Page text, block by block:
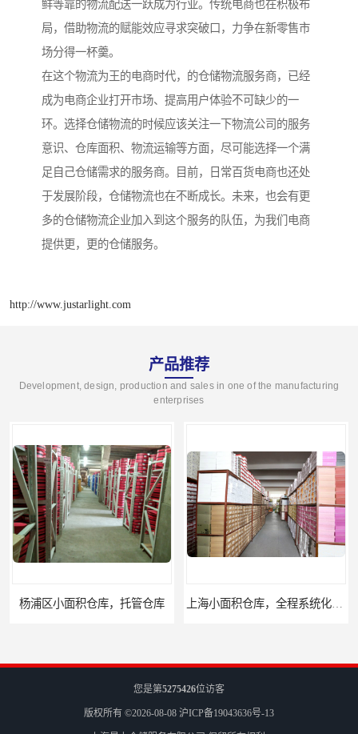
鲜等靠的物流配送一跃成为行业。传统电商也在积极布
局，借助物流的赋能效应寻求突破口，力争在新零售市
场分得一杯羹。
在这个物流为王的电商时代，的仓储物流服务商，已经
成为电商企业打开市场、提高用户体验不可缺少的一
环。选择仓储物流的时候应该关注一下物流公司的服务
意识、仓库面积、物流运输等方面，尽可能选择一个满
足自己仓储需求的服务商。目前，日常百货电商也还处
于发展阶段，仓储物流也在不断成长。未来，也会有更
多的仓储物流企业加入到这个服务的队伍，为我们电商
提供更，更的仓储服务。
http://www.justarlight.com
产品推荐
Development, design, production and sales in one of the manufacturing
enterprises
您是第5275426位访客
版权所有 ©2026-08-08 沪ICP备19043636号-13